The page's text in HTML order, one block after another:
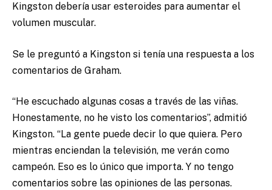
Kingston debería usar esteroides para aumentar el
volumen muscular.
Se le preguntó a Kingston si tenía una respuesta a los
comentarios de Graham.
“He escuchado algunas cosas a través de las viñas.
Honestamente, no he visto los comentarios”, admitió
Kingston. “La gente puede decir lo que quiera. Pero
mientras enciendan la televisión, me verán como
campeón. Eso es lo único que importa. Y no tengo
comentarios sobre las opiniones de las personas.